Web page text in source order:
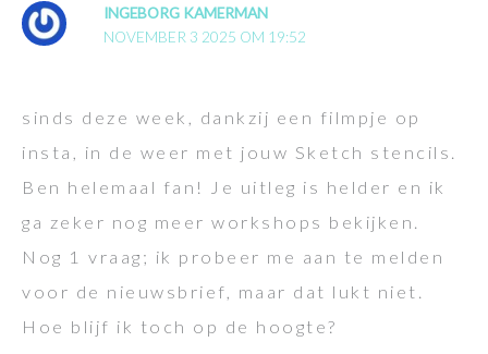
INGEBORG KAMERMAN
NOVEMBER 3 2025 OM 19:52
sinds deze week, dankzij een filmpje op
insta, in de weer met jouw Sketch stencils.
Ben helemaal fan! Je uitleg is helder en ik
ga zeker nog meer workshops bekijken.
Nog 1 vraag; ik probeer me aan te melden
voor de nieuwsbrief, maar dat lukt niet.
Hoe blijf ik toch op de hoogte?